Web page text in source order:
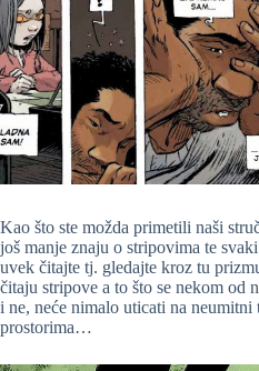
Kao što ste možda primetili naši
još manje znaju o stripovima te
uvek čitajte tj. gledajte kroz tu
čitaju stripove a to što se nekom od
i ne, neće nimalo uticati na
prostorima…